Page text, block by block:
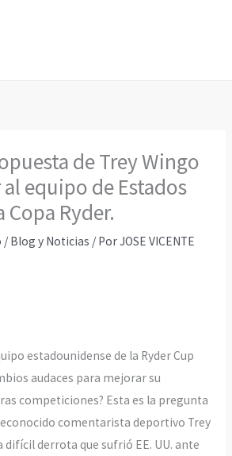
de Trey Wingo
equipo de Estados
Copa Ryder.
/ Blog y Noticias / PorJOSE VICENTE
estadounidense de la Ryder Cup
audaces para mejorar su
competiciones? Esta es la pregunta
comentarista deportivo Trey
difícil derrota que sufrió EE. UU. ante